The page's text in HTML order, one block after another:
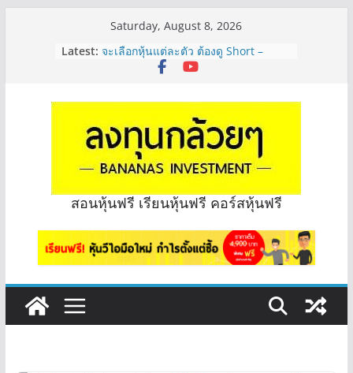
Saturday, August 8, 2026
Latest: จะเลือกหุ้นแต่ละตัว ต้องดู Short –
Long ของหุ้นตัวนั้นๆไหมคะ? | Q&A
Hot Topic! อัปเดทงบ สื่อสาร, ค้าปลีก
ตัวไหนเหมาะถือเอาปันผล? | Hot Topic
EP.41
หุ้นซอสภูเขาทอง Sauce เหมาะถือเป็น
หุ้นปันผลไหม? | Q&A กล้วยๆ EP.1166
OSP vs CBG vs ICHI ควร DCA ตัวไหน
ดี? | Q&A กล้วยๆ EP.1165
รีวิวงบกลุ่ม Bank หุ้นไหนเหมาะถือเอา
สอนหุ้นฟรี เรียนหุ้นฟรี คอร์สหุ้นฟรี